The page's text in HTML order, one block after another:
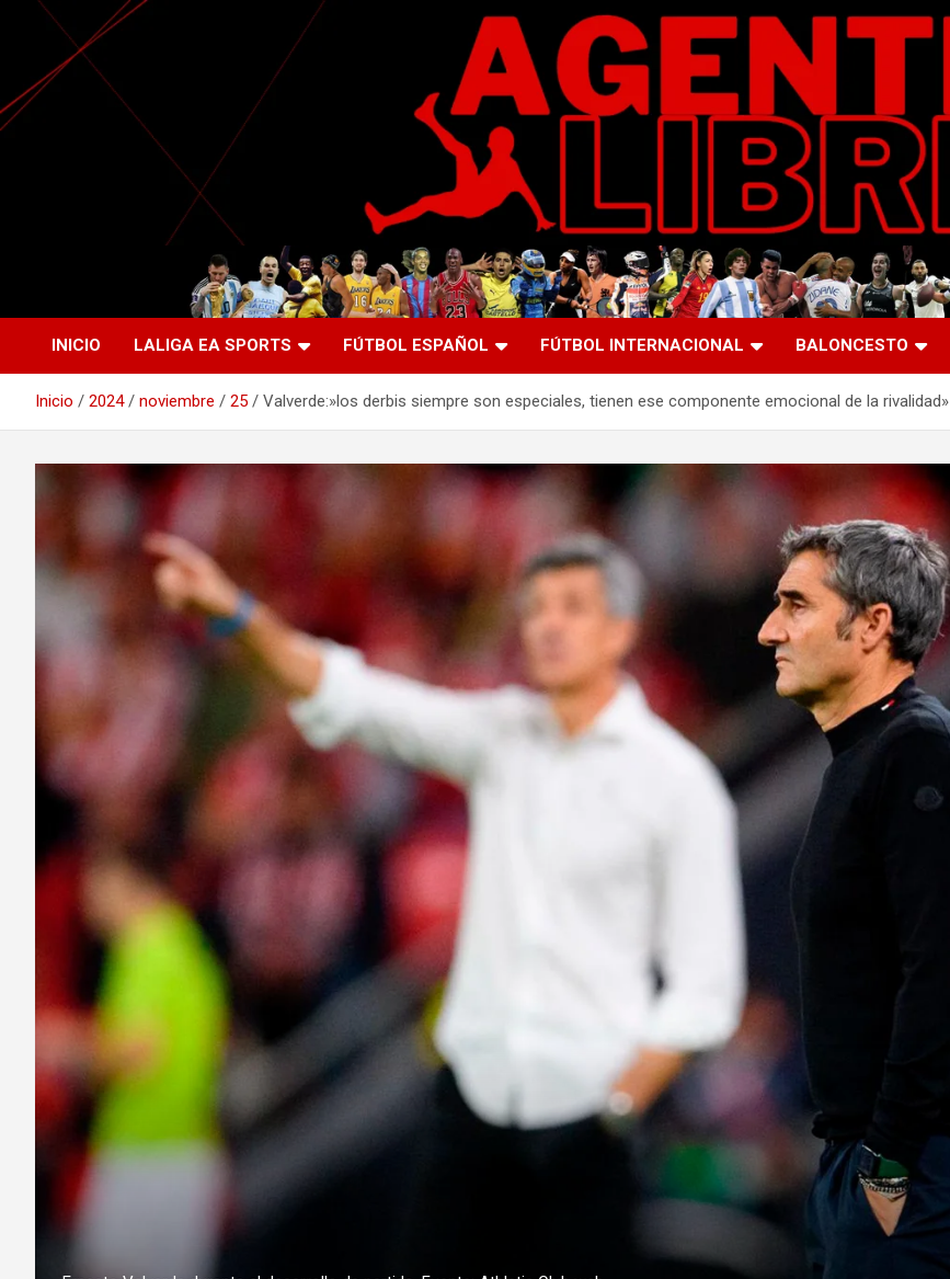
Saltar
contenido
Agente Libre Digital
La nueva generación del periodismo deportivo.
INICIO LALIGA EA SPORTS FÚTBOL ESPAÑOL FÚTBOL INTERNACIONAL BALONCESTO
Inicio 2024 noviembre 25 Valverde:»los derbis siempre son especiales, tienen ese componente emocional de la rivalidad»